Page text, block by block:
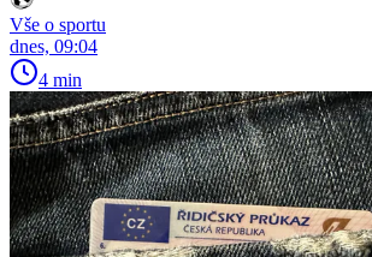
Vše o sportu
dnes, 09:04
4 min